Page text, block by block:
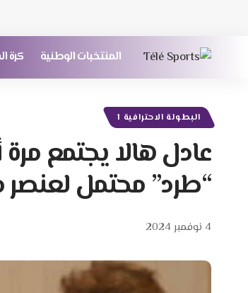
المنتخبات الوطنية كرة
البطولة الاحترافية 1
عادل هالا يجتمع
“طرد” محتمل لعنصر
4 نوفمبر 2024